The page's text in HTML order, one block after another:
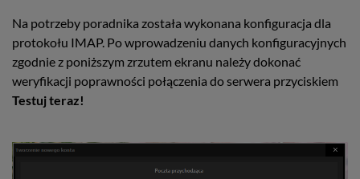
Na potrzeby poradnika została wykonana konfiguracja dla
protokołu IMAP. Po wprowadzeniu danych konfiguracyjnych
zgodnie z poniższym zrzutem ekranu należy dokonać
weryfikacji poprawności połączenia do serwera przyciskiem
Testuj teraz!